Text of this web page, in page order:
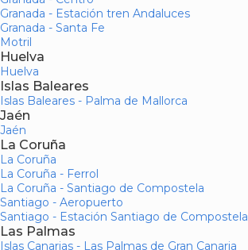
Granada - Estación tren Andaluces
Granada - Santa Fe
Motril
Huelva
Huelva
Islas Baleares
Islas Baleares - Palma de Mallorca
Jaén
Jaén
La Coruña
La Coruña
La Coruña - Ferrol
La Coruña - Santiago de Compostela
Santiago - Aeropuerto
Santiago - Estación Santiago de Compostela
Las Palmas
Islas Canarias - Las Palmas de Gran Canaria